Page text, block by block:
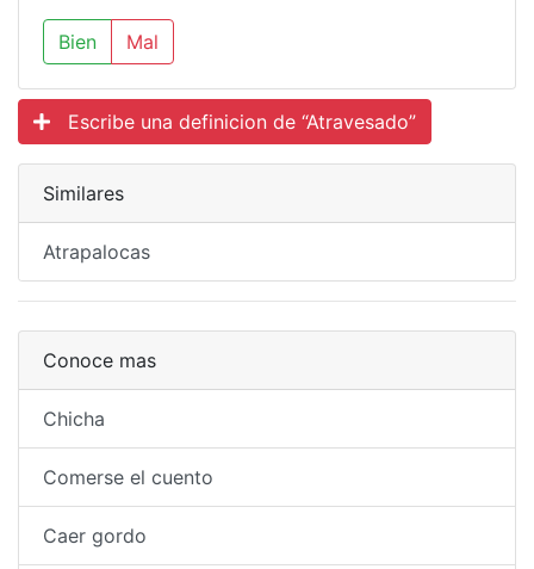
Bien Mal
Escribe una definicion de “Atravesado”
Similares
Atrapalocas
Conoce mas
Chicha
Comerse el cuento
Caer gordo